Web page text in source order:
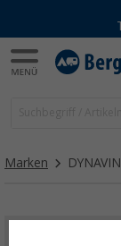
Marken DYNAVIN